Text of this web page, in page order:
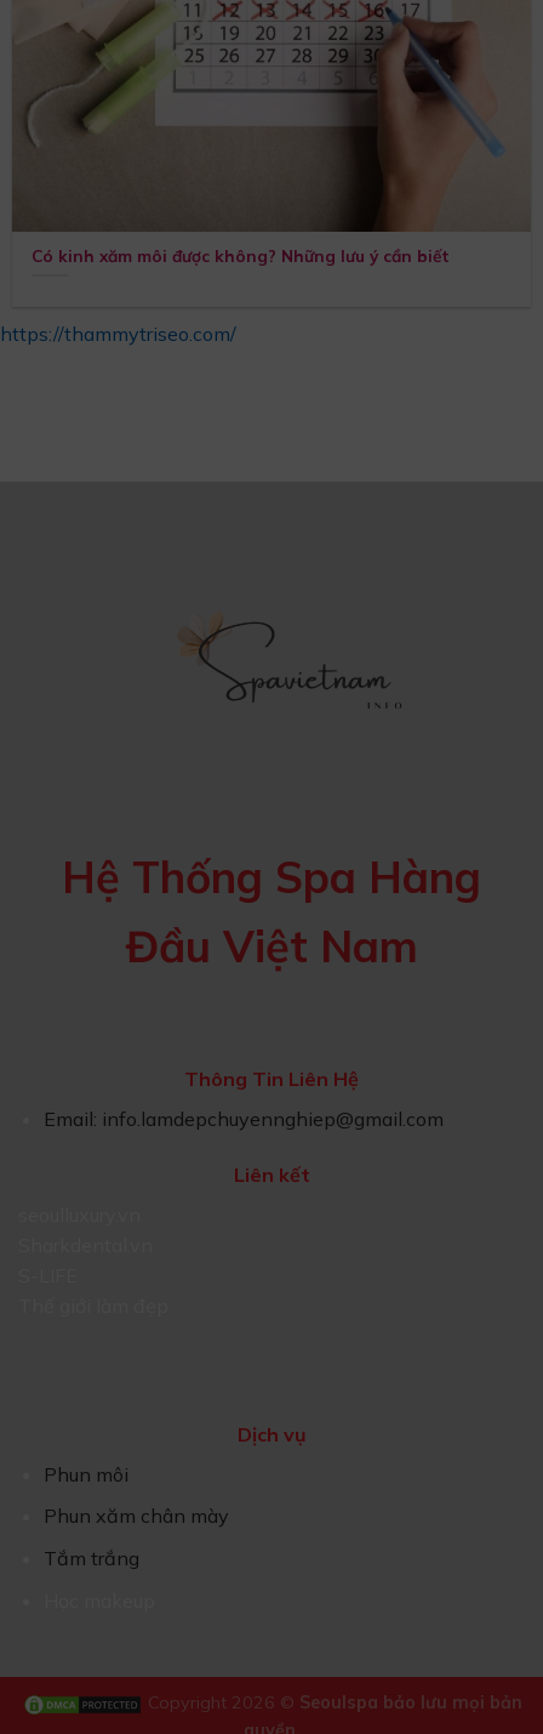
Có kinh xăm môi được không? Những lưu ý cần biết
https://thammytriseo.com/
Hệ Thống Spa Hàng
Đầu Việt Nam
Thông Tin Liên Hệ
Email: info.lamdepchuyennghiep@gmail.com
Liên kết
Dịch vụ
Phun môi
Phun xăm chân mày
Tắm trắng
Copyright 2026 © Seoulspa bảo lưu mọi bản